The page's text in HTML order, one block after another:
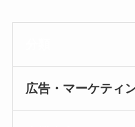
広告・マーケティ